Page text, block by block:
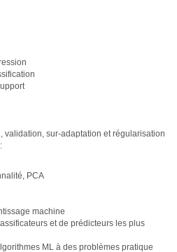
validation, sur-adaptation et régularisation
PCA
machine
et de prédicteurs les plus
ML à des problèmes pratique